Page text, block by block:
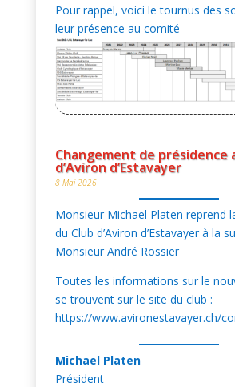
Pour rappel, voici le tournus des
leur présence au comité
Changement de présidence
d’Aviron d’Estavayer
8 Mai 2026
Monsieur Michael Platen reprend
du Club d’Aviron d’Estavayer à la
Monsieur André Rossier
Toutes les informations sur le
se trouvent sur le site du club :
https://www.avironestavayer.ch/
Michael Platen
Président